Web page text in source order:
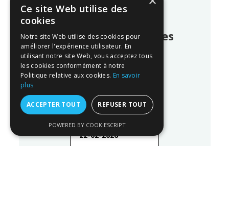
Blog
Nos derniers articles
22-02-2026
Ce site Web utilise des
cookies
Notre site Web utilise des cookies pour
améliorer l'expérience utilisateur. En
utilisant notre site Web, vous acceptez tous
les cookies conformément à notre
Politique relative aux cookies. En savoir
plus
ACCEPTER TOUT REFUSER TOUT
POWERED BY COOKIESCRIPT